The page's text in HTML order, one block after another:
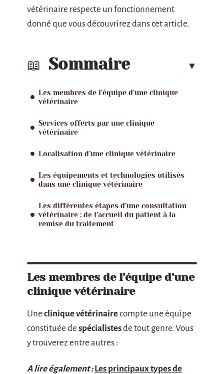
vétérinaire respecte un fonctionnement
donné que vous découvrirez dans cet article.
Sommaire
Les membres de l’équipe d’une clinique
vétérinaire
Services offerts par une clinique
vétérinaire
Localisation d’une clinique vétérinaire
Les équipements et technologies utilisés
dans une clinique vétérinaire
Les différentes étapes d’une consultation
vétérinaire : de l’accueil du patient à la
remise du traitement
Les membres de l’équipe d’une
clinique vétérinaire
Une clinique vétérinairecompte une équipe
constituée de spécialistesde tout genre. Vous
y trouverez entre autres :
A lire également : Les principaux types de